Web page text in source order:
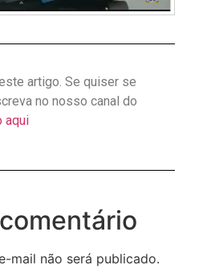
artigo. Se quiser se
no nosso canal do
aqui
mail não será publicado.